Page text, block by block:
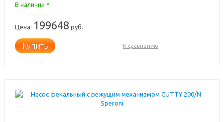
В наличии *
Цена: 199648 руб.
Купить К сравнению